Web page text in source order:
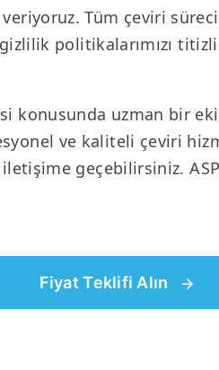
Tüm çeviri
politikalarımızı
konusunda uzman bir
ve kaliteli çeviri
geçebilirsiniz.
Fiyat Teklifi Alın